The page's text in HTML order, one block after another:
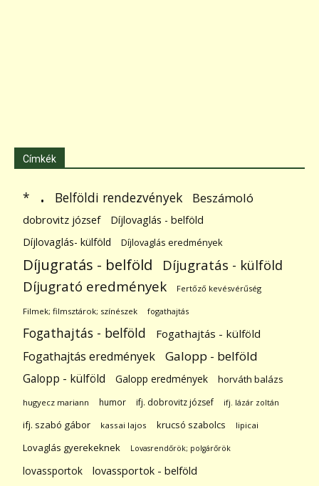
Címkék
* . Belföldi rendezvények Beszámoló
dobrovitz józsef
Díjlovaglás - belföld
Díjlovaglás- külföld
Díjlovaglás eredmények
Díjugratás - belföld Díjugratás - külföld
Díjugrató eredmények Fertőző kevésvérűség
Filmek; filmsztárok; színészek fogathajtás
Fogathajtás - belföld Fogathajtás - külföld
Fogathajtás eredmények Galopp - belföld
Galopp - külföld Galopp eredmények horváth balázs
hugyecz mariann humor ifj. dobrovitz józsef ifj. lázár zoltán
ifj. szabó gábor kassai lajos krucsó szabolcs lipicai
Lovaglás gyerekeknek Lovasrendőrök; polgárőrök
lovassportok lovassportok - belföld